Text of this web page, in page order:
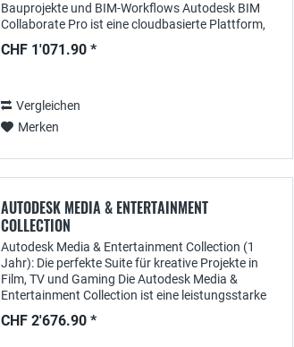
Bauprojekte und BIM-Workflows Autodesk BIM
Collaborate Pro ist eine cloudbasierte Plattform,
Bauprojekten...
CHF 1'071.90 *
Vergleichen
Merken
AUTODESK MEDIA & ENTERTAINMENT
COLLECTION
Autodesk Media & Entertainment Collection (1
Jahr): Die perfekte Suite für kreative Projekte in
Film, TV und Gaming Die Autodesk Media &
Entertainment Collection ist eine leistungsstarke
CHF 2'676.90 *